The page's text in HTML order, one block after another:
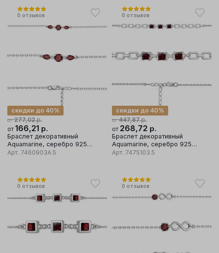
0 отзывов
от 277,02р.
скидки до 40%
от 166,21 р.
Браслет декоративный
Aquamarine, серебро 925
проба, вставка фианит
Арт. 7460903А.5
0 отзывов
от 447,87р.
скидки до 40%
от 268,72 р.
Браслет декоративный
Aquamarine, серебро 925
проба
Арт. 7475103.5
0 отзывов 0 отзывов